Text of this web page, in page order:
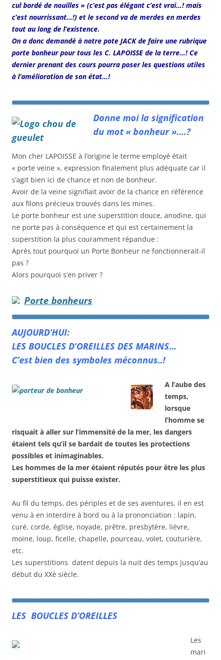
cul bordé de nouilles » (c’est pas élégant c’est vrai…! mais
c’est nourrissant…!) et le second va de merdes en merdes
tout au long de l’existence.
On a donc demandé à notre pote JACK de faire une rubrique
porte bonheur pour tous les C. LAPOISSE de la terre…! Ce
dernier prenant des cours pourra poser les questions utiles
à l’amélioration de son état…!
Donne moi la signification
du mot « bonheur »….?
Mon cher LAPOISSE à l’origine le terme employé était
« porte veine », expression finalement plus adéquate car il
s’agit bien ici de chance et non de bonheur.
Avoir de la veine signifiait avoir de la chance en référence
aux filons précieux trouvés dans les mines.
Le porte bonheur est une superstition douce, anodine, qui
ne porte pas à conséquence et qui est certainement la
superstition la plus couramment répandue :
Après tout pourquoi un Porte Bonheur ne fonctionnerait-il
pas ?
Alors pourquoi s’en priver ?
Porte bonheurs
AUJOURD’HUI:
LES BOUCLES D’OREILLES DES MARINS…
C’est bien des symboles méconnus..!
A l’aube des
temps,
lorsque
l’homme se
risquait à aller sur l’immensité de la mer, les dangers
étaient tels qu’il se bardait de toutes les protections
possibles et inimaginables.
Les hommes de la mer étaient réputés pour être les plus
superstitieux qui puisse exister.
Au fil du temps, des périples et de ses aventures, il en est
venu à en interdire à bord ou à la prononciation : lapin,
curé, corde, église, noyade, prêtre, presbytère, lièvre,
moine, loup, ficelle, chapelle, pourceau, volet, couturière,
etc.
Les superstitions datent depuis la nuit des temps jusqu’au
début du XXè siècle.
LES BOUCLES D’OREILLES
Les
mari